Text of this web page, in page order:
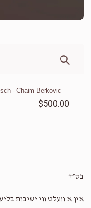
- Chaim Berkovic
$500.00
בס״ד
אין א וועלט ווי ישיבות